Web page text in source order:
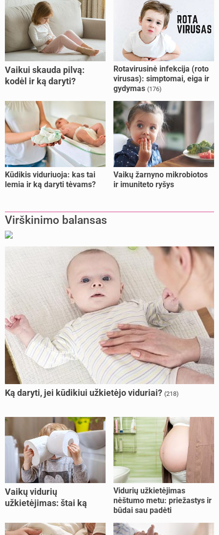
Vaikui skauda pilvą:
kodėl ir ką daryti?
Rotavirusinė infekcija (roto
virusas): simptomai, eiga ir
gydymas (176)
Kūdikis viduriuoja: kas tai
lemia ir ką daryti tėvams?
Vaikų žarnyno mikrobiotos
ir imuniteto ryšys
Virškinimo balansas
Ką daryti, jei kūdikiui užkietėjo viduriai? (218)
Vaikų vidurių
užkietėjimas: štai ką
Vidurių užkietėjimas
nėštumo metu: priežastys ir
būdai sau padėti